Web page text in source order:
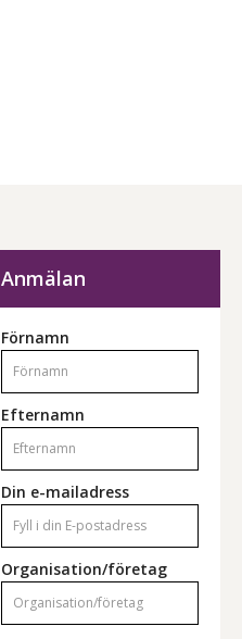
Anmälan
Förnamn
Efternamn
Din e-mailadress
Organisation/företag